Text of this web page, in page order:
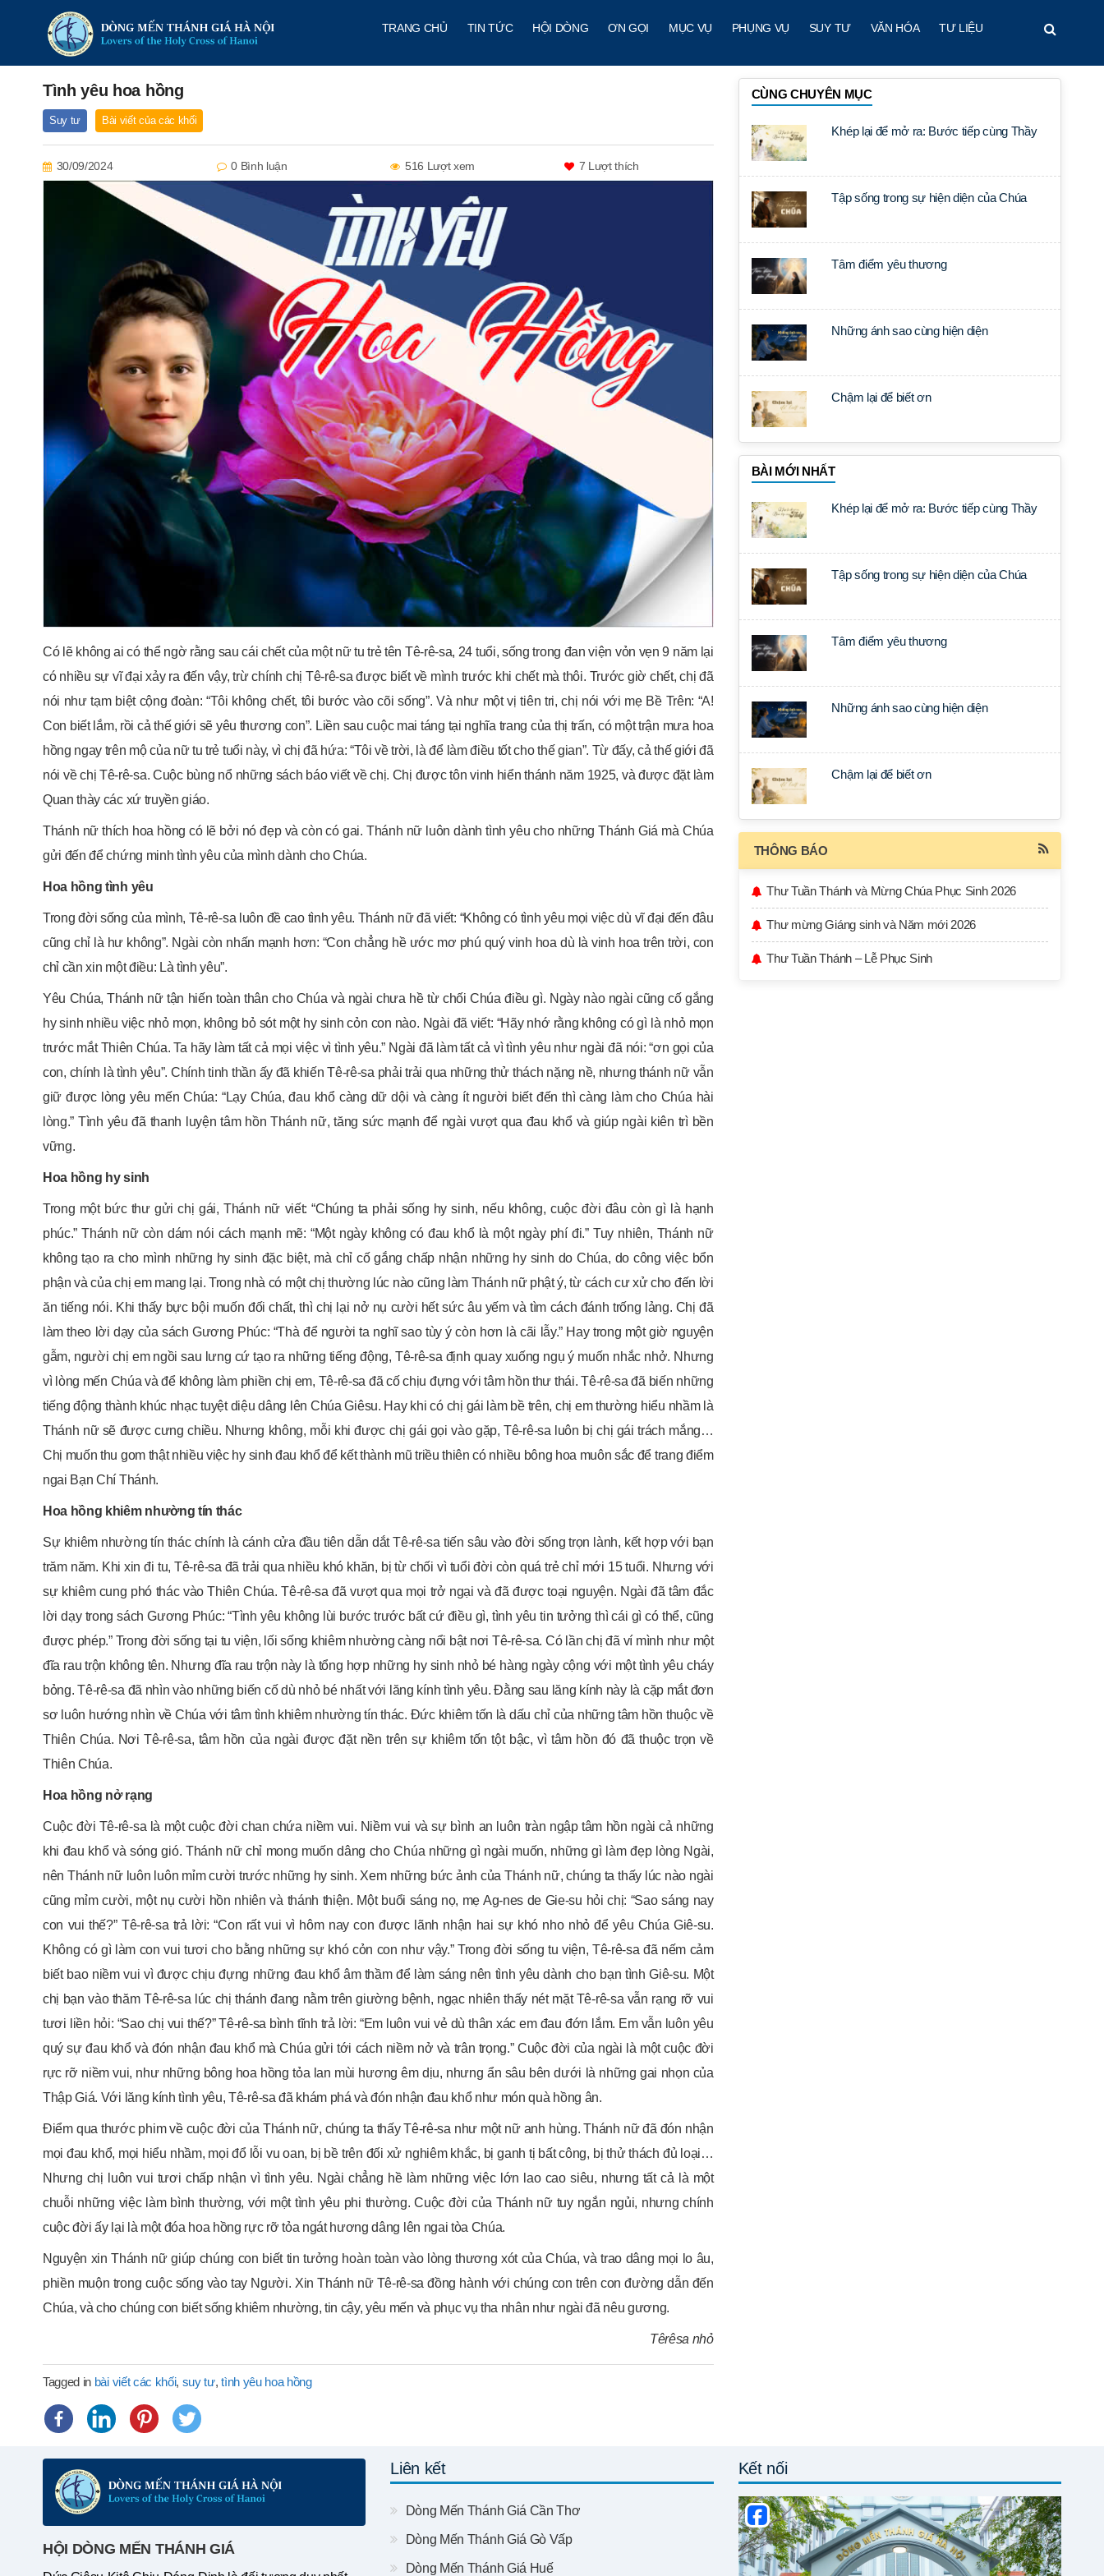
TRANG CHỦ TIN TỨC HỘI DÒNG ƠN GỌI MỤC VỤ PHỤNG VỤ SUY TƯ VĂN HÓA TƯ LIỆU
Tình yêu hoa hồng
Suy tư Bài viết của các khối
30/09/2024 0 Bình luận 516 Lượt xem 7 Lượt thích
Có lẽ không ai có thể ngờ rằng sau cái chết của một nữ tu trẻ tên Tê-rê-sa, 24 tuổi, sống trong đan viện vỏn vẹn 9 năm lại
có nhiều sự vĩ đại xảy ra đến vậy, trừ chính chị Tê-rê-sa được biết về mình trước khi chết mà thôi. Trước giờ chết, chị đã
nói như tạm biệt cộng đoàn: “Tôi không chết, tôi bước vào cõi sống”. Và như một vị tiên tri, chị nói với mẹ Bề Trên: “A!
Con biết lắm, rồi cả thế giới sẽ yêu thương con”. Liền sau cuộc mai táng tại nghĩa trang của thị trấn, có một trận mưa hoa
hồng ngay trên mộ của nữ tu trẻ tuổi này, vì chị đã hứa: “Tôi về trời, là để làm điều tốt cho thế gian”. Từ đấy, cả thế giới đã
nói về chị Tê-rê-sa. Cuộc bùng nổ những sách báo viết về chị. Chị được tôn vinh hiển thánh năm 1925, và được đặt làm
Quan thày các xứ truyền giáo.
Thánh nữ thích hoa hồng có lẽ bởi nó đẹp và còn có gai. Thánh nữ luôn dành tình yêu cho những Thánh Giá mà Chúa
gửi đến để chứng minh tình yêu của mình dành cho Chúa.
Hoa hồng tình yêu
Trong đời sống của mình, Tê-rê-sa luôn đề cao tình yêu. Thánh nữ đã viết: “Không có tình yêu mọi việc dù vĩ đại đến đâu
cũng chỉ là hư không”. Ngài còn nhấn mạnh hơn: “Con chẳng hề ước mơ phú quý vinh hoa dù là vinh hoa trên trời, con
chỉ cần xin một điều: Là tình yêu”.
Yêu Chúa, Thánh nữ tận hiến toàn thân cho Chúa và ngài chưa hề từ chối Chúa điều gì. Ngày nào ngài cũng cố gắng
hy sinh nhiều việc nhỏ mọn, không bỏ sót một hy sinh cỏn con nào. Ngài đã viết: “Hãy nhớ rằng không có gì là nhỏ mọn
trước mắt Thiên Chúa. Ta hãy làm tất cả mọi việc vì tình yêu.” Ngài đã làm tất cả vì tình yêu như ngài đã nói: “ơn gọi của
con, chính là tình yêu”. Chính tinh thần ấy đã khiến Tê-rê-sa phải trải qua những thử thách nặng nề, nhưng thánh nữ vẫn
giữ được lòng yêu mến Chúa: “Lạy Chúa, đau khổ càng dữ dội và càng ít người biết đến thì càng làm cho Chúa hài
lòng.” Tình yêu đã thanh luyện tâm hồn Thánh nữ, tăng sức mạnh để ngài vượt qua đau khổ và giúp ngài kiên trì bền
vững.
Hoa hồng hy sinh
Trong một bức thư gửi chị gái, Thánh nữ viết: “Chúng ta phải sống hy sinh, nếu không, cuộc đời đâu còn gì là hạnh
phúc.” Thánh nữ còn dám nói cách mạnh mẽ: “Một ngày không có đau khổ là một ngày phí đi.” Tuy nhiên, Thánh nữ
không tạo ra cho mình những hy sinh đặc biệt, mà chỉ cố gắng chấp nhận những hy sinh do Chúa, do công việc bổn
phận và của chị em mang lại. Trong nhà có một chị thường lúc nào cũng làm Thánh nữ phật ý, từ cách cư xử cho đến lời
ăn tiếng nói. Khi thấy bực bội muốn đối chất, thì chị lại nở nụ cười hết sức âu yếm và tìm cách đánh trống lảng. Chị đã
làm theo lời dạy của sách Gương Phúc: “Thà để người ta nghĩ sao tùy ý còn hơn là cãi lẫy.” Hay trong một giờ nguyện
gẫm, người chị em ngồi sau lưng cứ tạo ra những tiếng động, Tê-rê-sa định quay xuống ngụ ý muốn nhắc nhở. Nhưng
vì lòng mến Chúa và để không làm phiền chị em, Tê-rê-sa đã cố chịu đựng với tâm hồn thư thái. Tê-rê-sa đã biến những
tiếng động thành khúc nhạc tuyệt diệu dâng lên Chúa Giêsu. Hay khi có chị gái làm bề trên, chị em thường hiểu nhầm là
Thánh nữ sẽ được cưng chiều. Nhưng không, mỗi khi được chị gái gọi vào gặp, Tê-rê-sa luôn bị chị gái trách mắng…
Chị muốn thu gom thật nhiều việc hy sinh đau khổ để kết thành mũ triều thiên có nhiều bông hoa muôn sắc để trang điểm
ngai Bạn Chí Thánh.
Hoa hồng khiêm nhường tín thác
Sự khiêm nhường tín thác chính là cánh cửa đầu tiên dẫn dắt Tê-rê-sa tiến sâu vào đời sống trọn lành, kết hợp với bạn
trăm năm. Khi xin đi tu, Tê-rê-sa đã trải qua nhiều khó khăn, bị từ chối vì tuổi đời còn quá trẻ chỉ mới 15 tuổi. Nhưng với
sự khiêm cung phó thác vào Thiên Chúa. Tê-rê-sa đã vượt qua mọi trở ngại và đã được toại nguyện. Ngài đã tâm đắc
lời dạy trong sách Gương Phúc: “Tình yêu không lùi bước trước bất cứ điều gì, tình yêu tin tưởng thì cái gì có thể, cũng
được phép.” Trong đời sống tại tu viện, lối sống khiêm nhường càng nổi bật nơi Tê-rê-sa. Có lần chị đã ví mình như một
đĩa rau trộn không tên. Nhưng đĩa rau trộn này là tổng hợp những hy sinh nhỏ bé hàng ngày cộng với một tình yêu cháy
bỏng. Tê-rê-sa đã nhìn vào những biến cố dù nhỏ bé nhất với lăng kính tình yêu. Đằng sau lăng kính này là cặp mắt đơn
sơ luôn hướng nhìn về Chúa với tâm tình khiêm nhường tín thác. Đức khiêm tốn là dấu chỉ của những tâm hồn thuộc về
Thiên Chúa. Nơi Tê-rê-sa, tâm hồn của ngài được đặt nền trên sự khiêm tốn tột bậc, vì tâm hồn đó đã thuộc trọn về
Thiên Chúa.
Hoa hồng nở rạng
Cuộc đời Tê-rê-sa là một cuộc đời chan chứa niềm vui. Niềm vui và sự bình an luôn tràn ngập tâm hồn ngài cả những
khi đau khổ và sóng gió. Thánh nữ chỉ mong muốn dâng cho Chúa những gì ngài muốn, những gì làm đẹp lòng Ngài,
nên Thánh nữ luôn luôn mỉm cười trước những hy sinh. Xem những bức ảnh của Thánh nữ, chúng ta thấy lúc nào ngài
cũng mỉm cười, một nụ cười hồn nhiên và thánh thiện. Một buổi sáng nọ, mẹ Ag-nes de Gie-su hỏi chị: “Sao sáng nay
con vui thế?” Tê-rê-sa trả lời: “Con rất vui vì hôm nay con được lãnh nhận hai sự khó nho nhỏ để yêu Chúa Giê-su.
Không có gì làm con vui tươi cho bằng những sự khó cỏn con như vậy.” Trong đời sống tu viện, Tê-rê-sa đã nếm cảm
biết bao niềm vui vì được chịu đựng những đau khổ âm thầm để làm sáng nên tình yêu dành cho bạn tình Giê-su. Một
chị bạn vào thăm Tê-rê-sa lúc chị thánh đang nằm trên giường bệnh, ngạc nhiên thấy nét mặt Tê-rê-sa vẫn rạng rỡ vui
tươi liền hỏi: “Sao chị vui thế?” Tê-rê-sa bình tĩnh trả lời: “Em luôn vui vẻ dù thân xác em đau đớn lắm. Em vẫn luôn yêu
quý sự đau khổ và đón nhận đau khổ mà Chúa gửi tới cách niềm nở và trân trọng.” Cuộc đời của ngài là một cuộc đời
rực rỡ niềm vui, như những bông hoa hồng tỏa lan mùi hương êm dịu, nhưng ẩn sâu bên dưới là những gai nhọn của
Thập Giá. Với lăng kính tình yêu, Tê-rê-sa đã khám phá và đón nhận đau khổ như món quà hồng ân.
Điểm qua thước phim về cuộc đời của Thánh nữ, chúng ta thấy Tê-rê-sa như một nữ anh hùng. Thánh nữ đã đón nhận
mọi đau khổ, mọi hiểu nhầm, mọi đổ lỗi vu oan, bị bề trên đối xử nghiêm khắc, bị ganh tị bất công, bị thử thách đủ loại…
Nhưng chị luôn vui tươi chấp nhận vì tình yêu. Ngài chẳng hề làm những việc lớn lao cao siêu, nhưng tất cả là một
chuỗi những việc làm bình thường, với một tình yêu phi thường. Cuộc đời của Thánh nữ tuy ngắn ngủi, nhưng chính
cuộc đời ấy lại là một đóa hoa hồng rực rỡ tỏa ngát hương dâng lên ngai tòa Chúa.
Nguyện xin Thánh nữ giúp chúng con biết tin tưởng hoàn toàn vào lòng thương xót của Chúa, và trao dâng mọi lo âu,
phiền muộn trong cuộc sống vào tay Người. Xin Thánh nữ Tê-rê-sa đồng hành với chúng con trên con đường dẫn đến
Chúa, và cho chúng con biết sống khiêm nhường, tin cậy, yêu mến và phục vụ tha nhân như ngài đã nêu gương.
Têrêsa nhỏ
Tagged in bài viết các khối, suy tư,tình yêu hoa hồng
CÙNG CHUYÊN MỤC
Khép lại để mở ra: Bước tiếp cùng Thầy
Tập sống trong sự hiện diện của Chúa
Tâm điểm yêu thương
Những ánh sao cùng hiện diện
Chậm lại để biết ơn
BÀI MỚI NHẤT
Khép lại để mở ra: Bước tiếp cùng Thầy
Tập sống trong sự hiện diện của Chúa
Tâm điểm yêu thương
Những ánh sao cùng hiện diện
Chậm lại để biết ơn
THÔNG BÁO
Thư Tuần Thánh và Mừng Chúa Phục Sinh 2026
Thư mừng Giáng sinh và Năm mới 2026
Thư Tuần Thánh – Lễ Phục Sinh
HỘI DÒNG MẾN THÁNH GIÁ
Liên kết
Dòng Mến Thánh Giá Cần Thơ
Dòng Mến Thánh Giá Gò Vấp
Dòng Mến Thánh Giá Huế
Kết nối